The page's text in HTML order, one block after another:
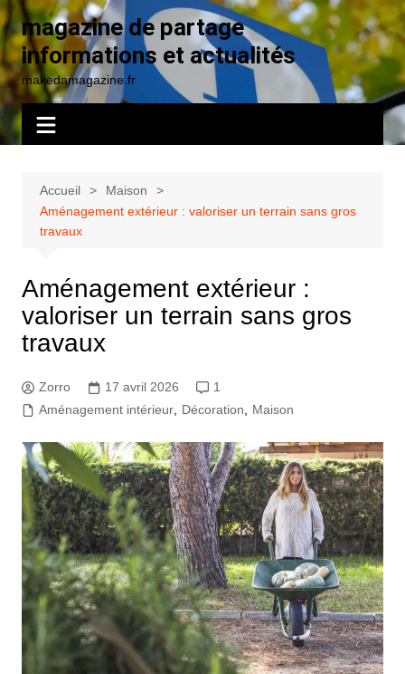
Aller
au
contenu
magazine de partage
informations et actualités
makedamagazine.fr
Accueil
Maison
Aménagement extérieur : valoriser un terrain sans gros
travaux
Aménagement extérieur :
valoriser un terrain sans gros
travaux
Zorro 17 avril 2026
1
Aménagement intérieur, Décoration, Maison